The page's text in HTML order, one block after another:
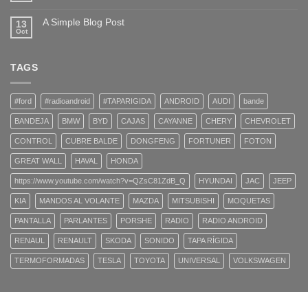
13
Oct
A Simple Blog Post
TAGS
#ford #radioandroid #TAPARIGIDA ANDROID AUDI bande
BANDEJA BMW BYD CAJAS CAYANNE CHERY CHEVROLET
CONTROL CUBRE BALDE DONGFENG FORTUNER FOTON
GREAT WALL HAVAL HONDA
https://www.youtube.com/watch?v=QZsC81ZdB_Q HYUNDAI JAC JEEP
KIA MANDOS AL VOLANTE MAZDA MITSUBISHI MOQUETAS
PANTALLA PARLANTES PORSHE RADIO RADIO ANDROID
RENAUL RENAULT SKODA SONIDO TAPA RÍGIDA
TERMOFORMADAS TESLA TOYOTA UNIVERSAL VOLKSWAGEN